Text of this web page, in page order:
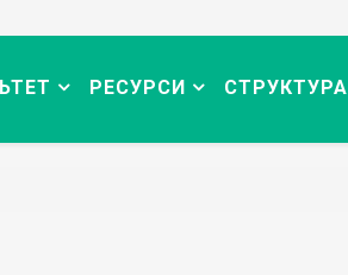
РЕСУРСИ СТРУКТУРА